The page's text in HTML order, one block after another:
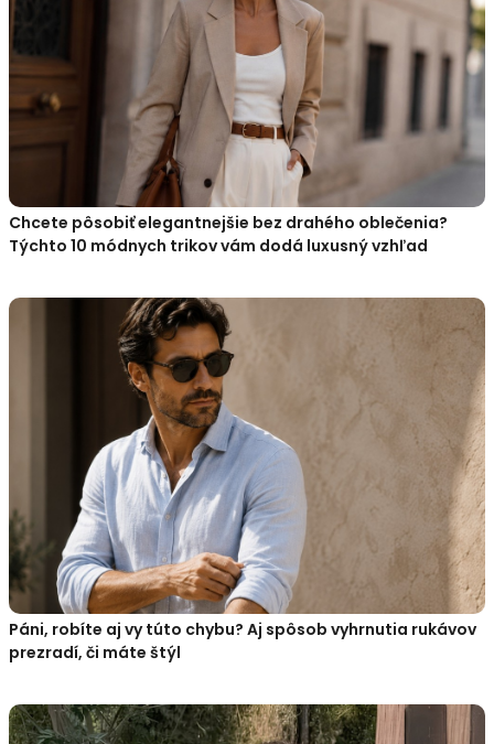
Chcete pôsobiť elegantnejšie bez drahého oblečenia?
Týchto 10 módnych trikov vám dodá luxusný vzhľad
Páni, robíte aj vy túto chybu? Aj spôsob vyhrnutia rukávov
prezradí, či máte štýl